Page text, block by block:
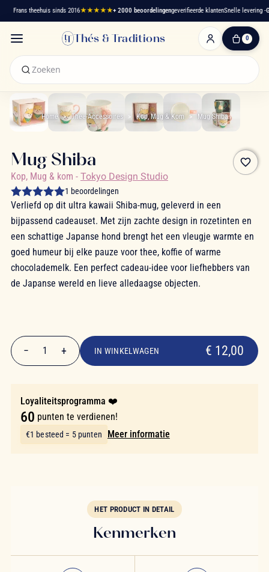
Frans theehuis sinds 2016★★★★★+ 2000 beoordelingengeverifieerde klantenSnelle levering -
Thés & Traditions 0
0
€ 0,00
Winkelwagen
Home Thee-Accessoires Kop, Mug & Kom Mug Shiba
favorite_border
Mug Shiba
Kop, Mug & kom - Tokyo Design Studio
1 beoordelingen
Verliefd op dit ultra kawaii Shiba-mug, geleverd in een
bijpassend cadeauset. Met zijn zachte design in rozetinten en
een schattige Japanse hond brengt het een vleugje warmte en
goed humeur bij elke pauze voor thee, koffie of warme
chocolademelk. Een perfect cadeau-idee voor liefhebbers van
de Japanse wereld en lieve alledaagse objecten.
€ 12,00
− 1 + IN WINKELWAGEN € 12,00
Loyaliteitsprogramma ❤️
60 punten te verdienen!
€1 besteed = 5 punten Meer informatie
HET PRODUCT IN DETAIL
Kenmerken